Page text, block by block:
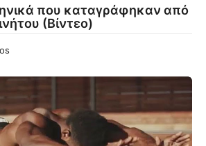
που καταγράφηκαν από
(Βίντεο)